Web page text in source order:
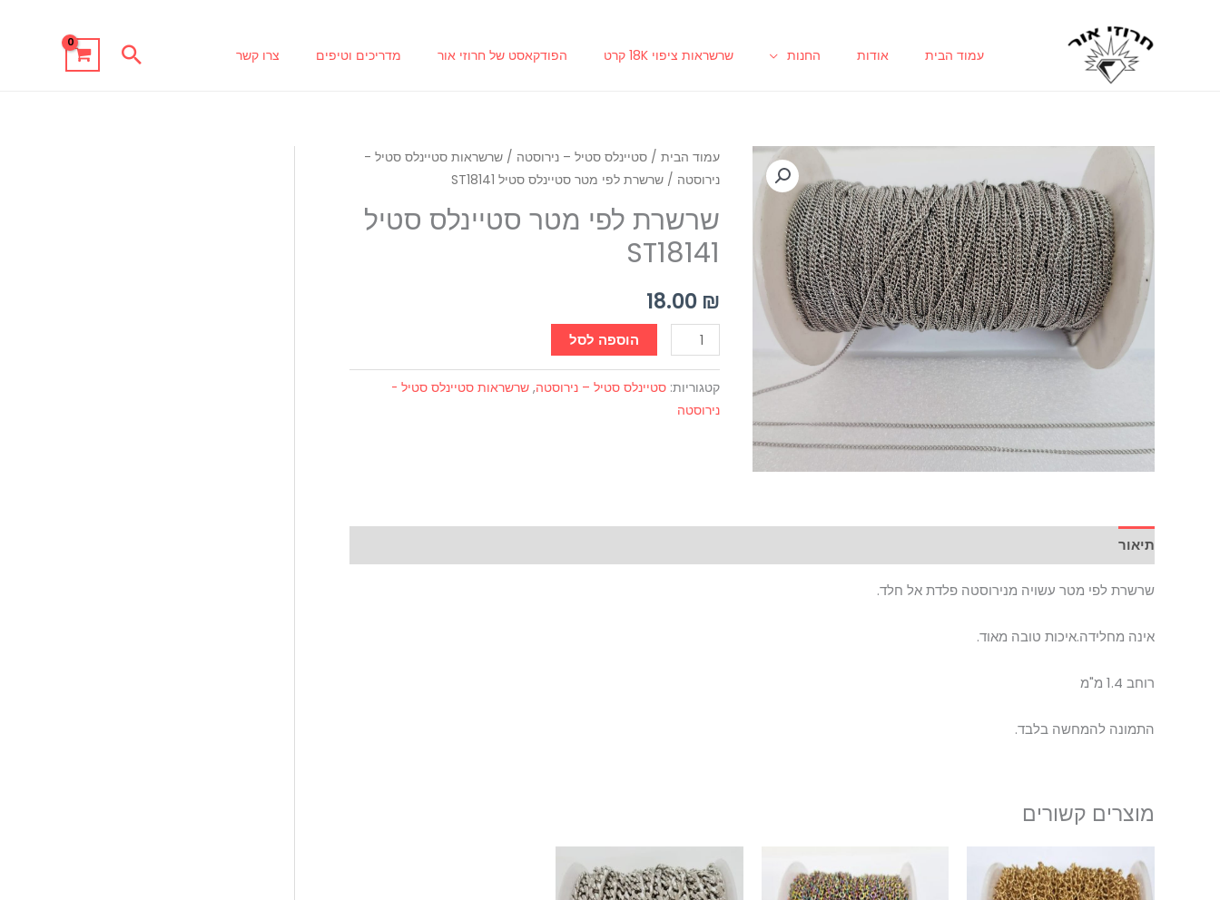
עמוד הבית אודות החנות שרשראות ציפוי 18K קרט הפודקאסט של חרוזי אור מדריכים וטיפים צרו קשר חיפוש
עמוד הבית/ סטיינלס סטיל – נירוסטה / שרשראות סטיינלס סטיל -
נירוסטה / שרשרת לפי מטר סטיינלס סטיל ST18141
שרשרת לפי מטר סטיינלס סטיל
ST18141
18.00 ₪
כמות
של
לפי
מטר
סטיל
ST18141
הוספה לסל
קטגוריות: סטיינלס סטיל – נירוסטה, שרשראות סטיינלס סטיל -
נירוסטה
תיאור
שרשרת לפי מטר עשויה מנירוסטה פלדת אל חלד.
אינה מחלידה.איכות טובה מאוד.
רוחב 1.4 מ"מ
התמונה להמחשה בלבד.
מוצרים קשורים